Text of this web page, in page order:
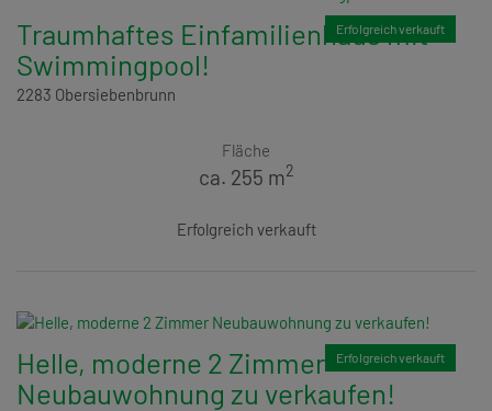
Erfolgreich verkauft
Traumhaftes Einfamilienhaus mit
Swimmingpool!
2283 Obersiebenbrunn
Fläche
ca. 255 m2
Erfolgreich verkauft
Erfolgreich verkauft
Helle, moderne 2 Zimmer
Neubauwohnung zu verkaufen!